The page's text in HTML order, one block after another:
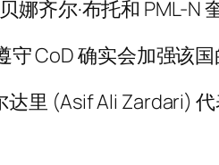
齐尔·布托和 PML-N
CoD 确实会加强该国
达里 (Asif Ali Zardari)